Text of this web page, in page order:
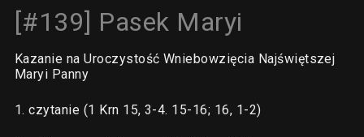
[#139] Pasek Maryi
Kazanie na Uroczystość Wniebowzięcia Najświętszej
Maryi Panny
1. czytanie (1 Krn 15, 3-4. 15-16; 16, 1-2)